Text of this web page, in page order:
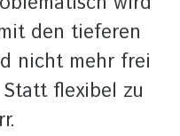
den tieferen
nicht mehr frei
flexibel zu